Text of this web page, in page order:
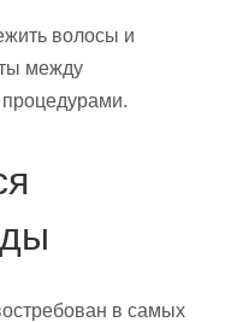
волосы и
между
в самых